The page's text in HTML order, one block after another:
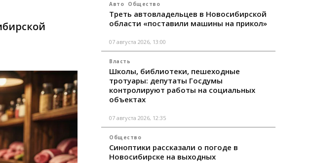
Авто Общество
Треть автовладельцев в Новосибирской
области «поставили машины на прикол»
07 августа 2026, 13:00
Власть
Школы, библиотеки, пешеходные
тротуары: депутаты Госдумы
контролируют работы на социальных
объектах
07 августа 2026, 12:35
Общество
Синоптики рассказали о погоде в
Новосибирске на выходных